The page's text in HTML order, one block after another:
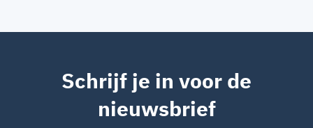
Schrijf je in voor de
nieuwsbrief